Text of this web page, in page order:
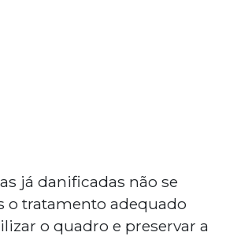
já danificadas não se
o tratamento adequado
o quadro e preservar a